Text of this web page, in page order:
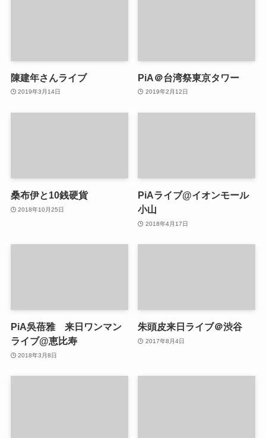
陳建年さんライブ
2019年3月14日
PiA＠台湾祭東京タワー
2019年2月12日
桑布伊と10銭硬貨
2018年10月25日
PiAライブ@イオンモール
小山
2018年4月17日
PiA吳蓓雅 来日ワンマン
ライブ@恵比寿
2018年3月8日
朱頭皮来日ライブ＠渋谷
2017年8月4日